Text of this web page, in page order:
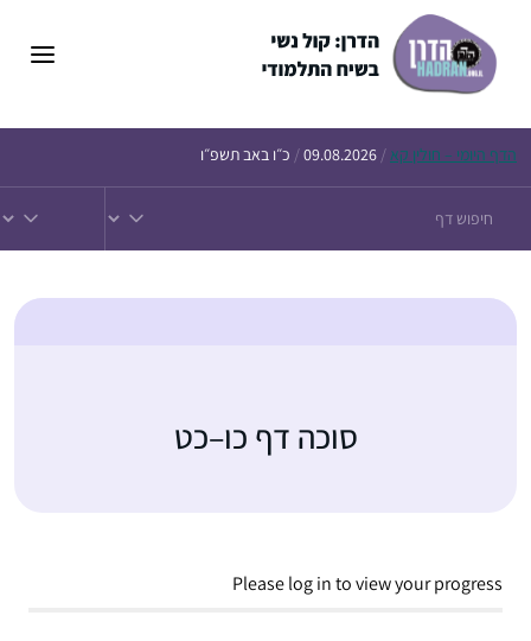
הדף היומי – חולין קא/
09.08.2026
/ כ״ו באב תשפ״ו
סוכה דף כו–כט
Please log in to view your progress